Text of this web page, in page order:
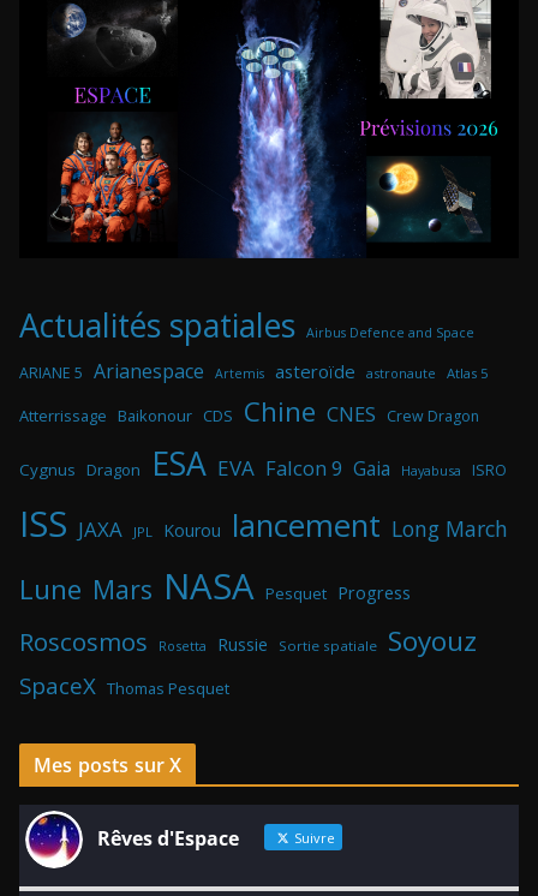
Actualités spatiales Airbus Defence and Space
ARIANE 5 Arianespace Artemis asteroïde astronaute Atlas 5
Atterrissage Baikonour CDS Chine CNES Crew Dragon
Cygnus Dragon ESA EVA Falcon 9 Gaia Hayabusa ISRO
ISS JAXA JPL Kourou lancement Long March
Lune Mars NASA Pesquet Progress
Roscosmos Rosetta Russie Sortie spatiale Soyouz
SpaceX Thomas Pesquet
Mes posts sur X
Rêves d'Espace Suivre